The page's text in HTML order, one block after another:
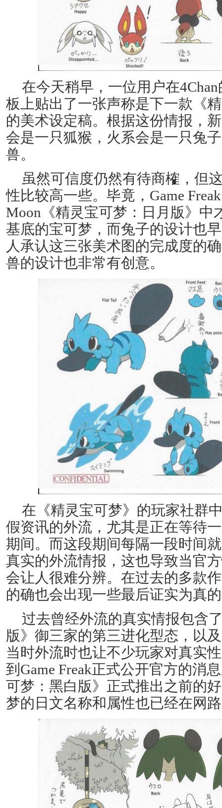
在今天稍早，一位用户在
板上贴出了一张声称是下一款《
的美术设定稿。根据这份情报，
会是一只狐猴，火系会是一只兔
兽。
虽然可信度仍然有待商榷，但
性比较高一些。毕竟，Game
Moon《精灵宝可梦：日月版》中
基底的宝可梦，而兔子的设计也
人承认这三张美术图的完成度的
兽的设计也非常有创意。
在《精灵宝可梦》的玩家社群
假资讯的外流，尤其是正在等待
期间。而这段期间每隔一段时间
真实的外流情报，这也导致当官
会让人很难分辨。在过去的多款
的确也会出现一些最后证实为真
过去曾经外流的真实情报包含
版》御三家的第三进化型态，以
当时外流时也让不少玩家对真实
到Game Freak正式公开官方的消
可梦：黑白版》正式推出之前的
梦的日文名称和属性也已经在网